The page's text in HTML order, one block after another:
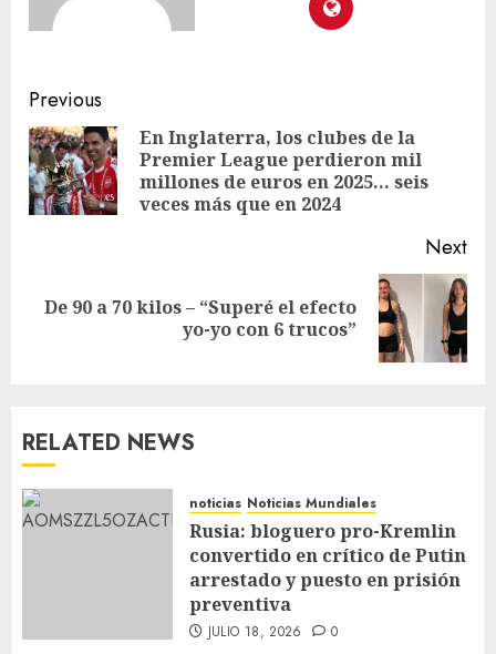
Previous
En Inglaterra, los clubes de la
Premier League perdieron mil
millones de euros en 2025… seis
veces más que en 2024
Next
De 90 a 70 kilos – “Superé el efecto
yo-yo con 6 trucos”
RELATED NEWS
noticias Noticias Mundiales
Rusia: bloguero pro-Kremlin
convertido en crítico de Putin
arrestado y puesto en prisión
preventiva
JULIO 18, 2026 0